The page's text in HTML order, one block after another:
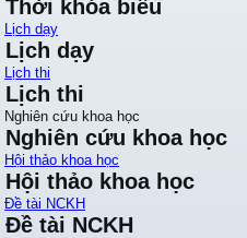
Thời khóa biểu
Lịch dạy
Lịch dạy
Lịch thi
Lịch thi
Nghiên cứu khoa học
Nghiên cứu khoa học
Hội thảo khoa học
Hội thảo khoa học
Đề tài NCKH
Đề tài NCKH